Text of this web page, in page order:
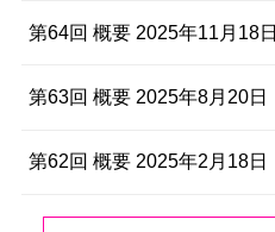
第64回 概要 2025年11月18日
第63回 概要 2025年8月20日
第62回 概要 2025年2月18日